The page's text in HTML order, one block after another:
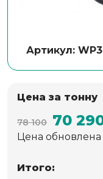
Артикул:
Цена за тонну
78 100 70
Цена
Итого: